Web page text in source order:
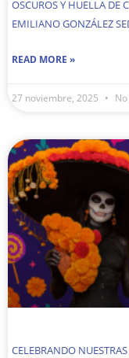
OSCUROS Y HUELLA DE
EMILIANO GONZÁLEZ
READ MORE »
27 noviembre, 2025
CELEBRANDO